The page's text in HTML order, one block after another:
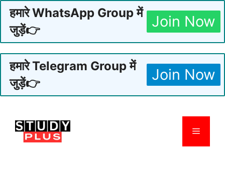
हमारे WhatsApp Group में
जुड़ें👉
Join Now
हमारे Telegram Group में
जुड़ें👉
Join Now
content
Menu